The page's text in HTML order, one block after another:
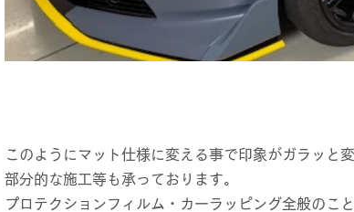
このようにマット仕様に変える事で印象がガラッと変
部分的な施工等も承っております。
プロテクションフィルム・カーラッピング全般のこと